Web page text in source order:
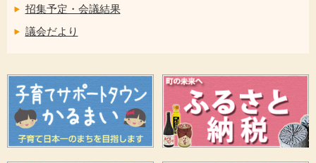
招集予定・会議結果
議会だより